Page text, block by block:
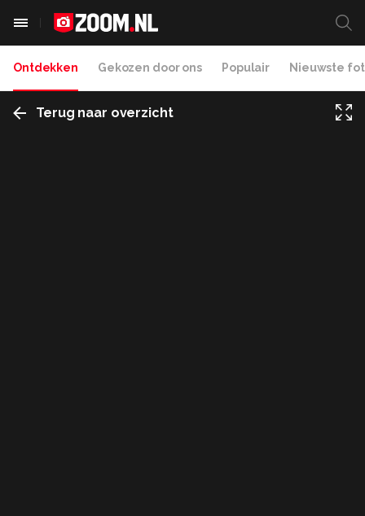
Ontdekken Gekozen door ons Populair Nieuwste
Terug naar overzicht